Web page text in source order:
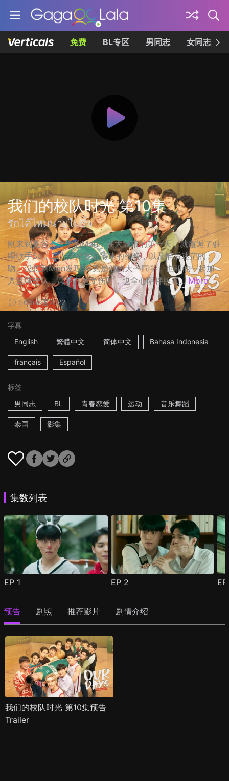
免费 BL专区 男同志 女同志
我们的校队时光 第10集
รักได้ไหมนายไม่ยิ้ม
刚来到曼谷上大学的Mon，在大城市的第一天，就邂逅了驻
唱歌手So，二人共处意乱情迷的夜晚，以及醉后迷茫的
吻。没想到Mon发现So竟是他的大一同学，也和他一起加
入篮球校队，甚至在他受伤时，也全心陪伴照顾... More
56m泰国2022
字幕
English
繁體中文 简体中文 Bahasa Indonesia
français Español
标签
男同志
BL 青春恋爱 运动 音乐舞蹈
泰国 影集
集数列表
EP 1 EP 2
预告 剧照 推荐影片 剧情介绍
我们的校队时光 第10集预告
Trailer